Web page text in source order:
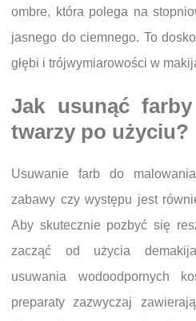
ombre, która polega na
jasnego do ciemnego. To
głębi i trójwymiarowości w
Jak usunąć
twarzy po użyciu?
Usuwanie farb do
zabawy czy występu jest
Aby skutecznie pozbyć się
zacząć od użycia
usuwania wodoodpornych
preparaty zazwyczaj